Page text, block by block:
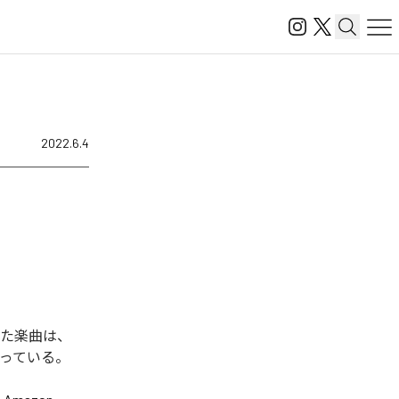
2022.6.4
楽曲は、
ている。